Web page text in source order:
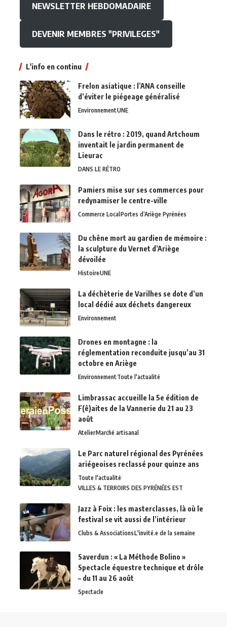
NEWSLETTER HEBDOMADAIRE
DEVENIR MEMBRES "PRIVILEGES"
L'info en continu
Frelon asiatique : l’ANA conseille
d’éviter le piégeage généralisé
EnvironnementUNE
Dans le rétro : 2019, quand Artchoum
inventait le jardin permanent de
Lieurac
DANS LE RÉTRO
Pamiers mise sur ses commerces pour
redynamiser le centre-ville
Commerce LocalPortes d’Ariège Pyrénées
Du chêne mort au gardien de mémoire :
la sculpture du Vernet d’Ariège
dévoilée
HistoireUNE
La déchèterie de Varilhes se dote d’un
local dédié aux déchets dangereux
Environnement
Drones en montagne : la
réglementation reconduite jusqu’au 31
octobre en Ariège
EnvironnementToute l'actualité
Limbrassac accueille la 5e édition de
F(ê)aites de la Vannerie du 21 au 23
août
AtelierMarché artisanal
Le Parc naturel régional des Pyrénées
ariégeoises reclassé pour quinze ans
Toute l'actualité
VILLES & TERROIRS DES PYRÉNÉES EST
Jazz à Foix : les masterclasses, là où le
festival se vit aussi de l’intérieur
Clubs & AssociationsL'invité.e de la semaine
Saverdun : « La Méthode Bolino »
Spectacle équestre technique et drôle
– du 11 au 26 août
Spectacle